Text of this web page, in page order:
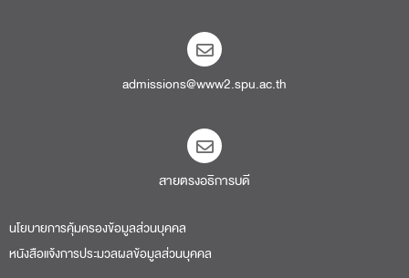
admissions@www2.spu.ac.th
สายตรงอธิการบดี​
นโยบายการคุ้มครองข้อมูลส่วนบุคคล
หนังสือแจ้งการประมวลผลข้อมูลส่วนบุคคล